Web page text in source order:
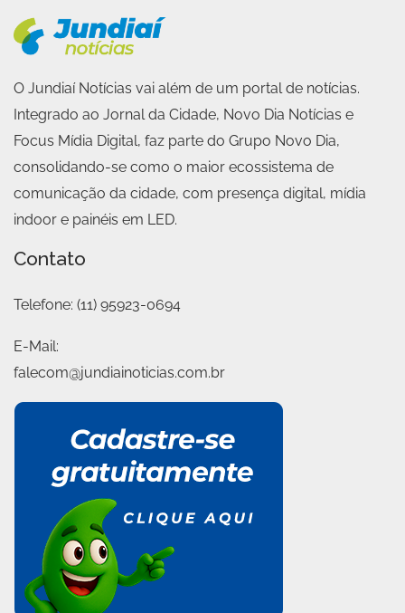
O Jundiaí Notícias vai além de um portal de notícias.
Integrado ao Jornal da Cidade, Novo Dia Notícias e
Focus Mídia Digital, faz parte do Grupo Novo Dia,
consolidando-se como o maior ecossistema de
comunicação da cidade, com presença digital, mídia
indoor e painéis em LED.
Contato
Telefone: (11) 95923-0694
E-Mail:
falecom@jundiainoticias.com.br